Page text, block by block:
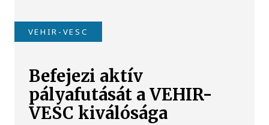
VEHIR-VESC
Befejezi aktív
pályafutását a VEHIR-
VESC kiválósága